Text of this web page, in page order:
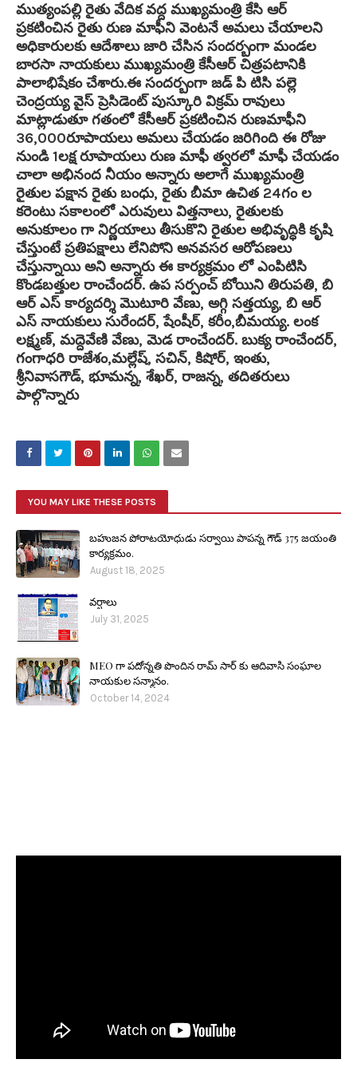
ముత్యంపల్లి రైతు వేదిక వద్ద ముఖ్యమంత్రి కేసి ఆర్
ప్రకటించిన రైతు రుణ మాఫీని వెంటనే అమలు చేయాలని
అధికారులకు ఆదేశాలు జారి చేసిన సందర్బంగా మండల
బారసా నాయకులు ముఖ్యమంత్రి కేసీఆర్ చిత్రపటానికి
పాలాభిషేకం చేశారు.ఈ సందర్బంగా జడ్ పి టిసి పల్లె
చెంద్రయ్య వైస్ ప్రెసిడెంట్ పుస్కూరి విక్రమ్ రావులు
మాట్లాడుతూ గతంలో కేసీఆర్ ప్రకటించిన రుణమాఫీని
36,000రూపాయలు అమలు చేయడం జరిగింది ఈ రోజు
నుండి 1లక్ష రూపాయలు రుణ మాఫీ త్వరలో మాఫీ చేయడం
చాలా అభినంద నీయం అన్నారు అలాగే ముఖ్యమంత్రి
రైతుల పక్షాన రైతు బంధు, రైతు బీమా ఉచిత 24గం ల
కరెంటు సకాలంలో ఎరువులు విత్తనాలు, రైతులకు
అనుకూలం గా నిర్ణయాలు తీసుకొని రైతుల అభివృద్ధికి కృషి
చేస్తుంటే ప్రతిపక్షాలు లేనిపోని అనవసర ఆరోపణలు
చేస్తున్నాయి అని అన్నారు ఈ కార్యక్రమం లో ఎంపిటిసి
కొండబత్తుల రాంచేందర్. ఉప సర్పంచ్ బోయిని తిరుపతి, బి
ఆర్ ఎస్ కార్యదర్శి మొటూరి వేణు, అగ్గి సత్తయ్య, బి ఆర్
ఎస్ నాయకులు సురేందర్, షేంషీర్, కరీం,బీమయ్య. లంక
లక్ష్మణ్, మద్దెవేణి వేణు, మెడ రాంచేందర్. బుక్య రాంచేందర్,
గంగాధరి రాజేశం,మల్లేష్, సచిన్, కిషోర్, ఇంతు,
శ్రీనివాసగౌడ్, భూమన్న, శేఖర్, రాజన్న, తదితరులు
పాల్గొన్నారు
YOU MAY LIKE THESE POSTS
బహుజన పోరాటయోధుడు సర్వాయి పాపన్న గౌడ్ 375 జయంతి
కార్యక్రమం.
August 18, 2025
వర్షాలు
July 31, 2025
MEO గా పదోన్నతి పొందిన రామ్ సార్ కు ఆదివాసి సంఘాల
నాయకుల సన్మానం.
October 14, 2024